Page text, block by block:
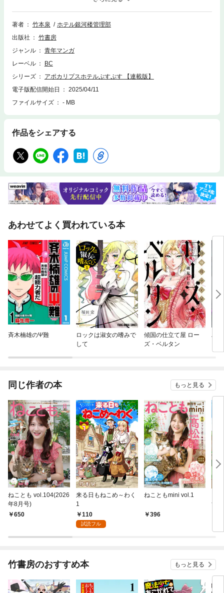
いた。が──100年ぶりにやってきたお客様は、地球外生命体だった。!
次々に訪れる彼らの目的は、宿泊か、侵略か、はたまたどちらでもないの
か……。『銀河楼』の威信をかけたヤチヨたちのおもてなしが、今、始ま
されたものです。
著者 竹本泉
ホテル銀河楼管理部
出版社
竹書房
ジャンル
青年マンガ
レーベル
BC
シリーズ
アポカリプスホテルぷすぷす 【連載版】
電子版配信開始日
2025/04/11
ファイルサイズ
- MB
作品をシェアする
あわせてよく買われている本
斉木楠雄のΨ難
ロックは淑女の嗜みで
して
傾国の仕立て屋 ロー
ズ・ベルタン
ハ
同じ作者の本 もっと見る
ねことも vol.104(2026
年8月号)
650
来る日もねこめ～わく
1
110
試読フル
ねこともmini vol.1
396
す
竹書房のおすすめ本 もっと見る